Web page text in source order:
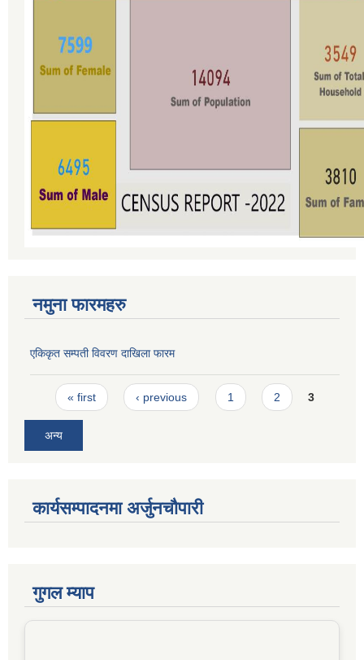
नमुना फारमहरु
एकिकृत सम्पती विवरण दाखिला फारम
Pages
« first ‹ previous 1 2 3
अन्य
कार्यसम्पादनमा अर्जुनचौपारी
गुगल म्याप